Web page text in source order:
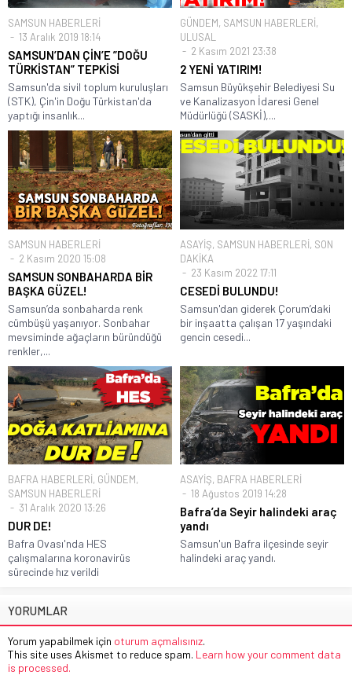
SAMSUN HABERLERİ
13 Aralık 2019 18:14
SAMSUN’DAN ÇİN’E ”DOĞU
TÜRKİSTAN” TEPKİSİ
Samsun'da sivil toplum kuruluşları
(STK), Çin'in Doğu Türkistan'da
yaptığı insanlık...
GÜNDEM, SAMSUN HABERLERİ,
ULUSAL
2 Kasım 2021 23:38
2 YENİ YATIRIM!
Samsun Büyükşehir Belediyesi Su
ve Kanalizasyon İdaresi Genel
Müdürlüğü (SASKİ),...
SAMSUN HABERLERİ
2 Kasım 2020 15:08
SAMSUN SONBAHARDA BİR
BAŞKA GÜZEL!
Samsun’da sonbaharda renk
cümbüşü yaşanıyor. Sonbahar
mevsiminde ağaçların büründüğü
renkler,...
ASAYİŞ, SAMSUN HABERLERİ, SON
DAKİKA
23 Kasım 2022 17:11
CESEDİ BULUNDU!
Samsun'dan giderek Çorum’daki
bir inşaatta çalışan 17 yaşındaki
gencin cesedi...
BAFRA HABERLERİ, GÜNDEM,
SAMSUN HABERLERİ
31 Aralık 2020 13:26
DUR DE!
Bafra Ovası'nda HES
çalışmalarına koronavirüs
sürecinde hız verildi
ASAYİŞ, BAFRA HABERLERİ
18 Ağustos 2019 14:28
Bafra’da Seyir halindeki araç
yandı
Samsun'un Bafra ilçesinde seyir
halindeki araç yandı.
YORUMLAR
Yorum yapabilmek için oturum açmalısınız.
This site uses Akismet to reduce spam. Learn how your comment data
is processed.